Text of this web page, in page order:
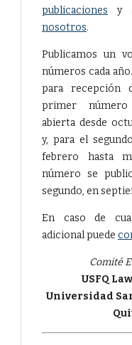
publicaciones y
nosotros.
Publicamos un
números cada
para recepción
primer
abierta desde
y, para el
febrero hasta
número se
segundo, en
En caso de
adicional puede
Comité
USFQ
Universidad